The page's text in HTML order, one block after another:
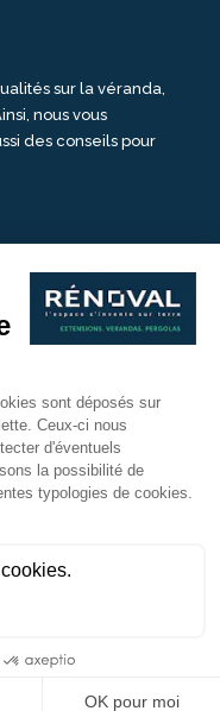
sur la véranda,
nous vous
des conseils pour
Suisse | 26-27 Juin
Suisse